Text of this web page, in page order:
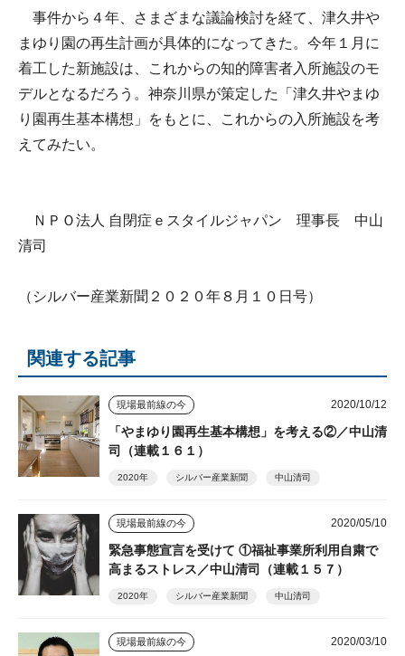
事件から４年、さまざまな議論検討を経て、津久井や
まゆり園の再生計画が具体的になってきた。今年１月に
着工した新施設は、これからの知的障害者入所施設のモ
デルとなるだろう。神奈川県が策定した「津久井やまゆ
り園再生基本構想」をもとに、これからの入所施設を考
えてみたい。
ＮＰＯ法人 自閉症ｅスタイルジャパン 理事長 中山
清司
（シルバー産業新聞２０２０年８月１０日号）
関連する記事
現場最前線の今 2020/10/12
「やまゆり園再生基本構想」を考える②／中山清
司（連載１６１）
2020年 シルバー産業新聞 中山清司
現場最前線の今 2020/05/10
緊急事態宣言を受けて ①福祉事業所利用自粛で
高まるストレス／中山清司（連載１５７）
2020年 シルバー産業新聞 中山清司
現場最前線の今 2020/03/10